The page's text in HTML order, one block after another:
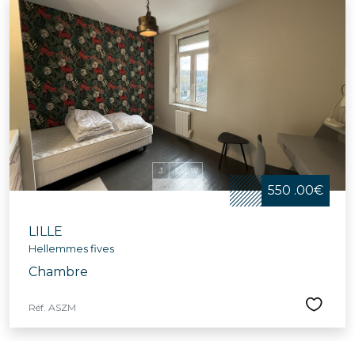
550 .00€
LILLE
Hellemmes fives
Chambre
Réf. ASZM